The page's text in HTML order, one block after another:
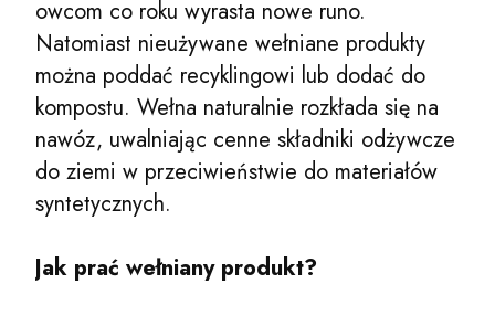
owcom co roku wyrasta nowe runo.
Natomiast nieużywane wełniane produkty
można poddać recyklingowi lub dodać do
kompostu. Wełna naturalnie rozkłada się na
nawóz, uwalniając cenne składniki odżywcze
do ziemi w przeciwieństwie do materiałów
syntetycznych.
Jak prać wełniany produkt?